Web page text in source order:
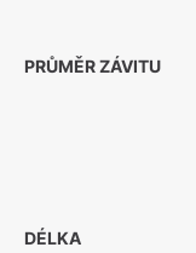
PRŮMĚR ZÁVITU
DÉLKA